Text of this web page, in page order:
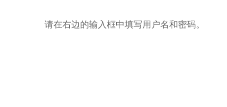
下载排名
请在右边的输入框中填写用户名和密码。